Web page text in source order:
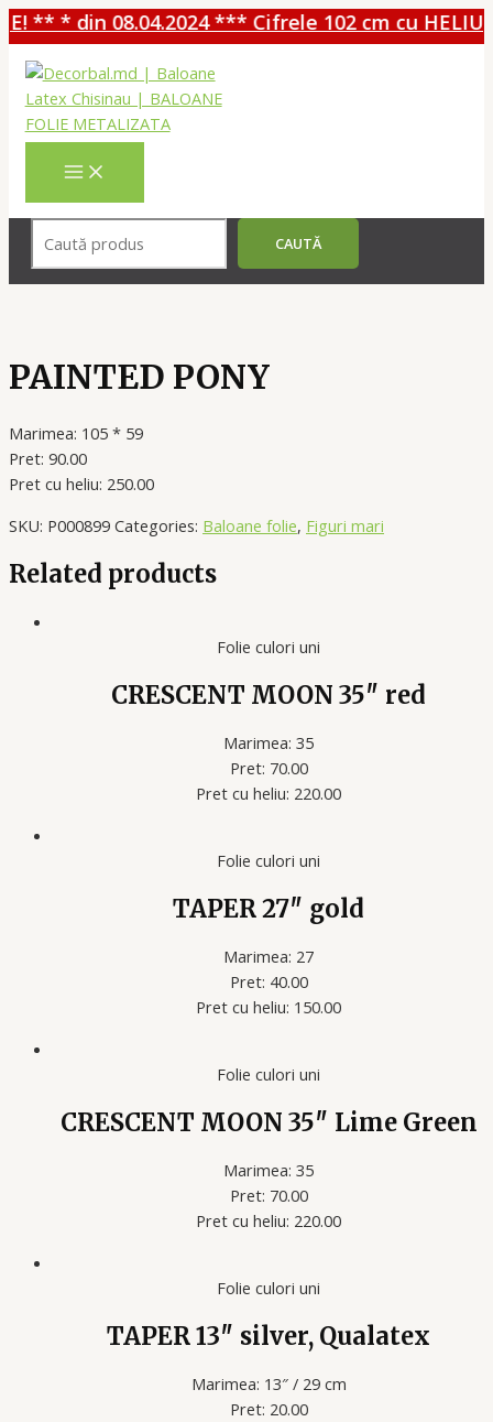
** * din 08.04.2024 *** Cifrele 102 cm cu HELIU -
Перейти
содержимому
MAIN
MENU
CAUTĂ
PAINTED PONY
Marimea: 105 * 59
Pret: 90.00
Pret cu heliu: 250.00
SKU: P000899 Categories: Baloane folie, Figuri mari
Related products
Folie culori uni
CRESCENT MOON 35″ red
Marimea: 35
Pret: 70.00
Pret cu heliu: 220.00
Folie culori uni
TAPER 27″ gold
Marimea: 27
Pret: 40.00
Pret cu heliu: 150.00
Folie culori uni
CRESCENT MOON 35″ Lime Green
Marimea: 35
Pret: 70.00
Pret cu heliu: 220.00
Folie culori uni
TAPER 13″ silver, Qualatex
Marimea: 13″ / 29 cm
Pret: 20.00